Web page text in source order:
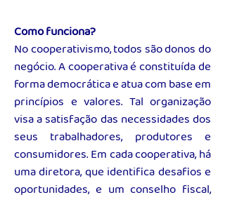
Como funciona?
No cooperativismo, todos são donos do
negócio. A cooperativa é constituída de
forma democrática e atua com base em
princípios e valores. Tal organização
visa a satisfação das necessidades dos
seus trabalhadores, produtores e
consumidores. Em cada cooperativa, há
uma diretora, que identifica desafios e
oportunidades, e um conselho fiscal,